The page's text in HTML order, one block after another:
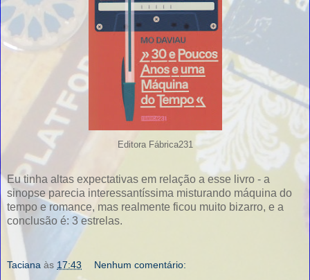
Editora Fábrica231
Eu tinha altas expectativas em relação a esse livro - a
sinopse parecia interessantíssima misturando máquina do
tempo e romance, mas realmente ficou muito bizarro, e a
conclusão é: 3 estrelas.
Taciana às 17:43 Nenhum comentário: